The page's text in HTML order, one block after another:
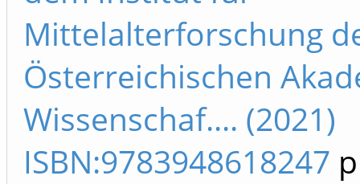
Mittelalterforschung
Österreichischen
Wissenschaf.... (2021)
ISBN:9783948618247